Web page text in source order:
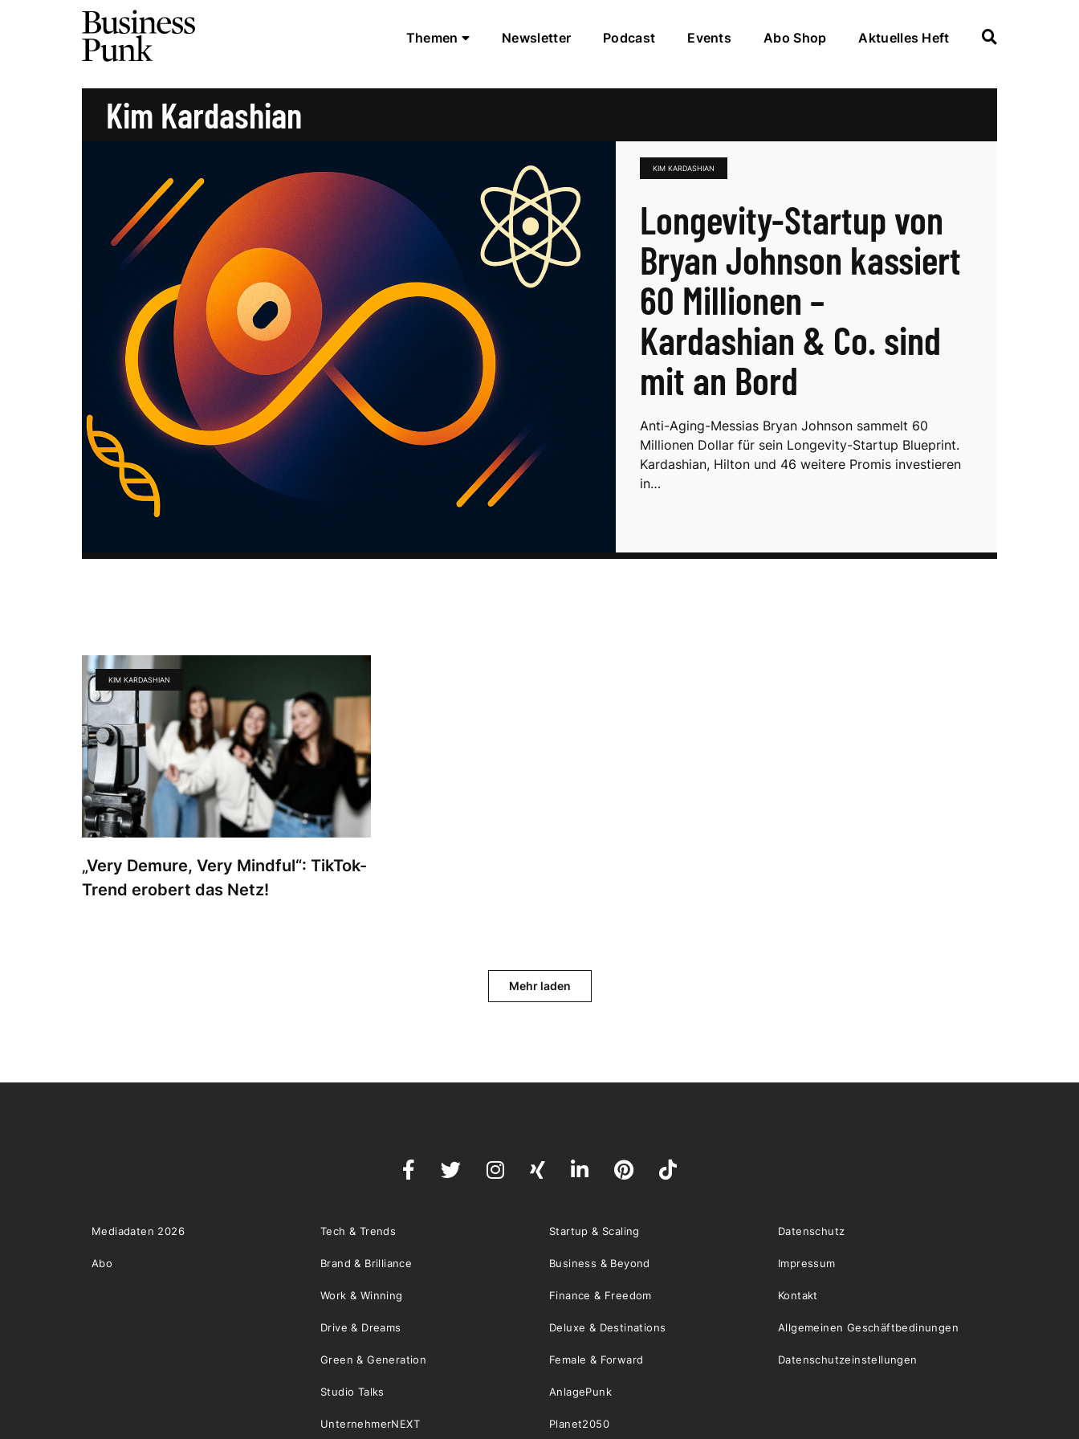
Themen Newsletter Podcast Events Abo Shop Aktuelles Heft
Kim Kardashian
KIM KARDASHIAN
Longevity-Startup von
Bryan Johnson kassiert
60 Millionen –
Kardashian & Co. sind
mit an Bord
Anti-Aging-Messias Bryan Johnson sammelt 60
Millionen Dollar für sein Longevity-Startup Blueprint.
Kardashian, Hilton und 46 weitere Promis investieren
in…
„Very Demure, Very Mindful“: TikTok-
Trend erobert das Netz!
KIM KARDASHIAN
Mehr laden
Mediadaten 2026
Abo
Tech & Trends Startup & Scaling
Brand & Brilliance Business & Beyond
Work & Winning Finance & Freedom
Drive & Dreams Deluxe & Destinations
Green & Generation Female & Forward
Studio Talks AnlagePunk
UnternehmerNEXT Planet2050
Datenschutz
Impressum
Kontakt
Allgemeinen Geschäftbedinungen
Datenschutzeinstellungen